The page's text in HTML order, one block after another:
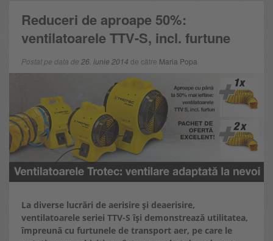
Reduceri de aproape 50%:
ventilatoarele TTV-S, incl. furtune
Postat pe data de 26. iunie 2014 de către Maria Popa
La diverse lucrări de aerisire și deaerisire,
ventilatoarele seriei TTV-S își demonstrează utilitatea,
împreună cu furtunele de transport aer, pe care le